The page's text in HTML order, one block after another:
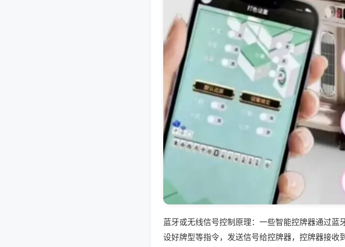
蓝牙或无线信号控制原理：一些智能控牌器通过
设好牌型等指令，发送信号给控牌器，控牌器接